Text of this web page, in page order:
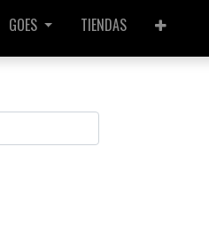
GOES TIENDAS